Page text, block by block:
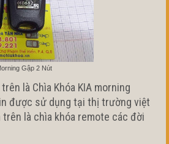
Gập 2 Nút
là Chìa Khóa KIA morning
được sử dụng tại thị trường việt
trên là chìa khóa remote các đời